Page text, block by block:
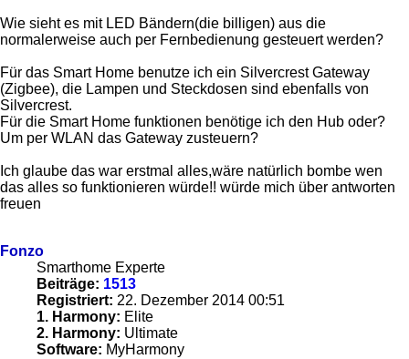
Wie sieht es mit LED Bändern(die billigen) aus die
normalerweise auch per Fernbedienung gesteuert werden?
Für das Smart Home benutze ich ein Silvercrest Gateway
(Zigbee), die Lampen und Steckdosen sind ebenfalls von
Silvercrest.
Für die Smart Home funktionen benötige ich den Hub oder?
Um per WLAN das Gateway zusteuern?
Ich glaube das war erstmal alles,wäre natürlich bombe wen
das alles so funktionieren würde!! würde mich über antworten
freuen
Fonzo
Smarthome Experte
Beiträge: 1513
Registriert: 22. Dezember 2014 00:51
1. Harmony: Elite
2. Harmony: Ultimate
Software: MyHarmony